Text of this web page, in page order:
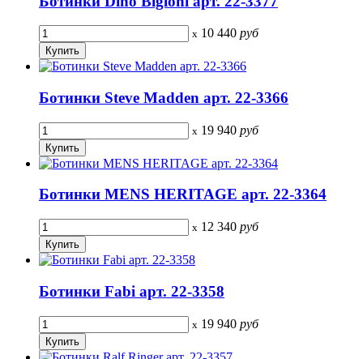
x 10 440 руб
Ботинки Steve Madden арт. 22-3366
x 19 940 руб
Ботинки MENS HERITAGE арт. 22-3364
x 12 340 руб
Ботинки Fabi арт. 22-3358
x 19 940 руб